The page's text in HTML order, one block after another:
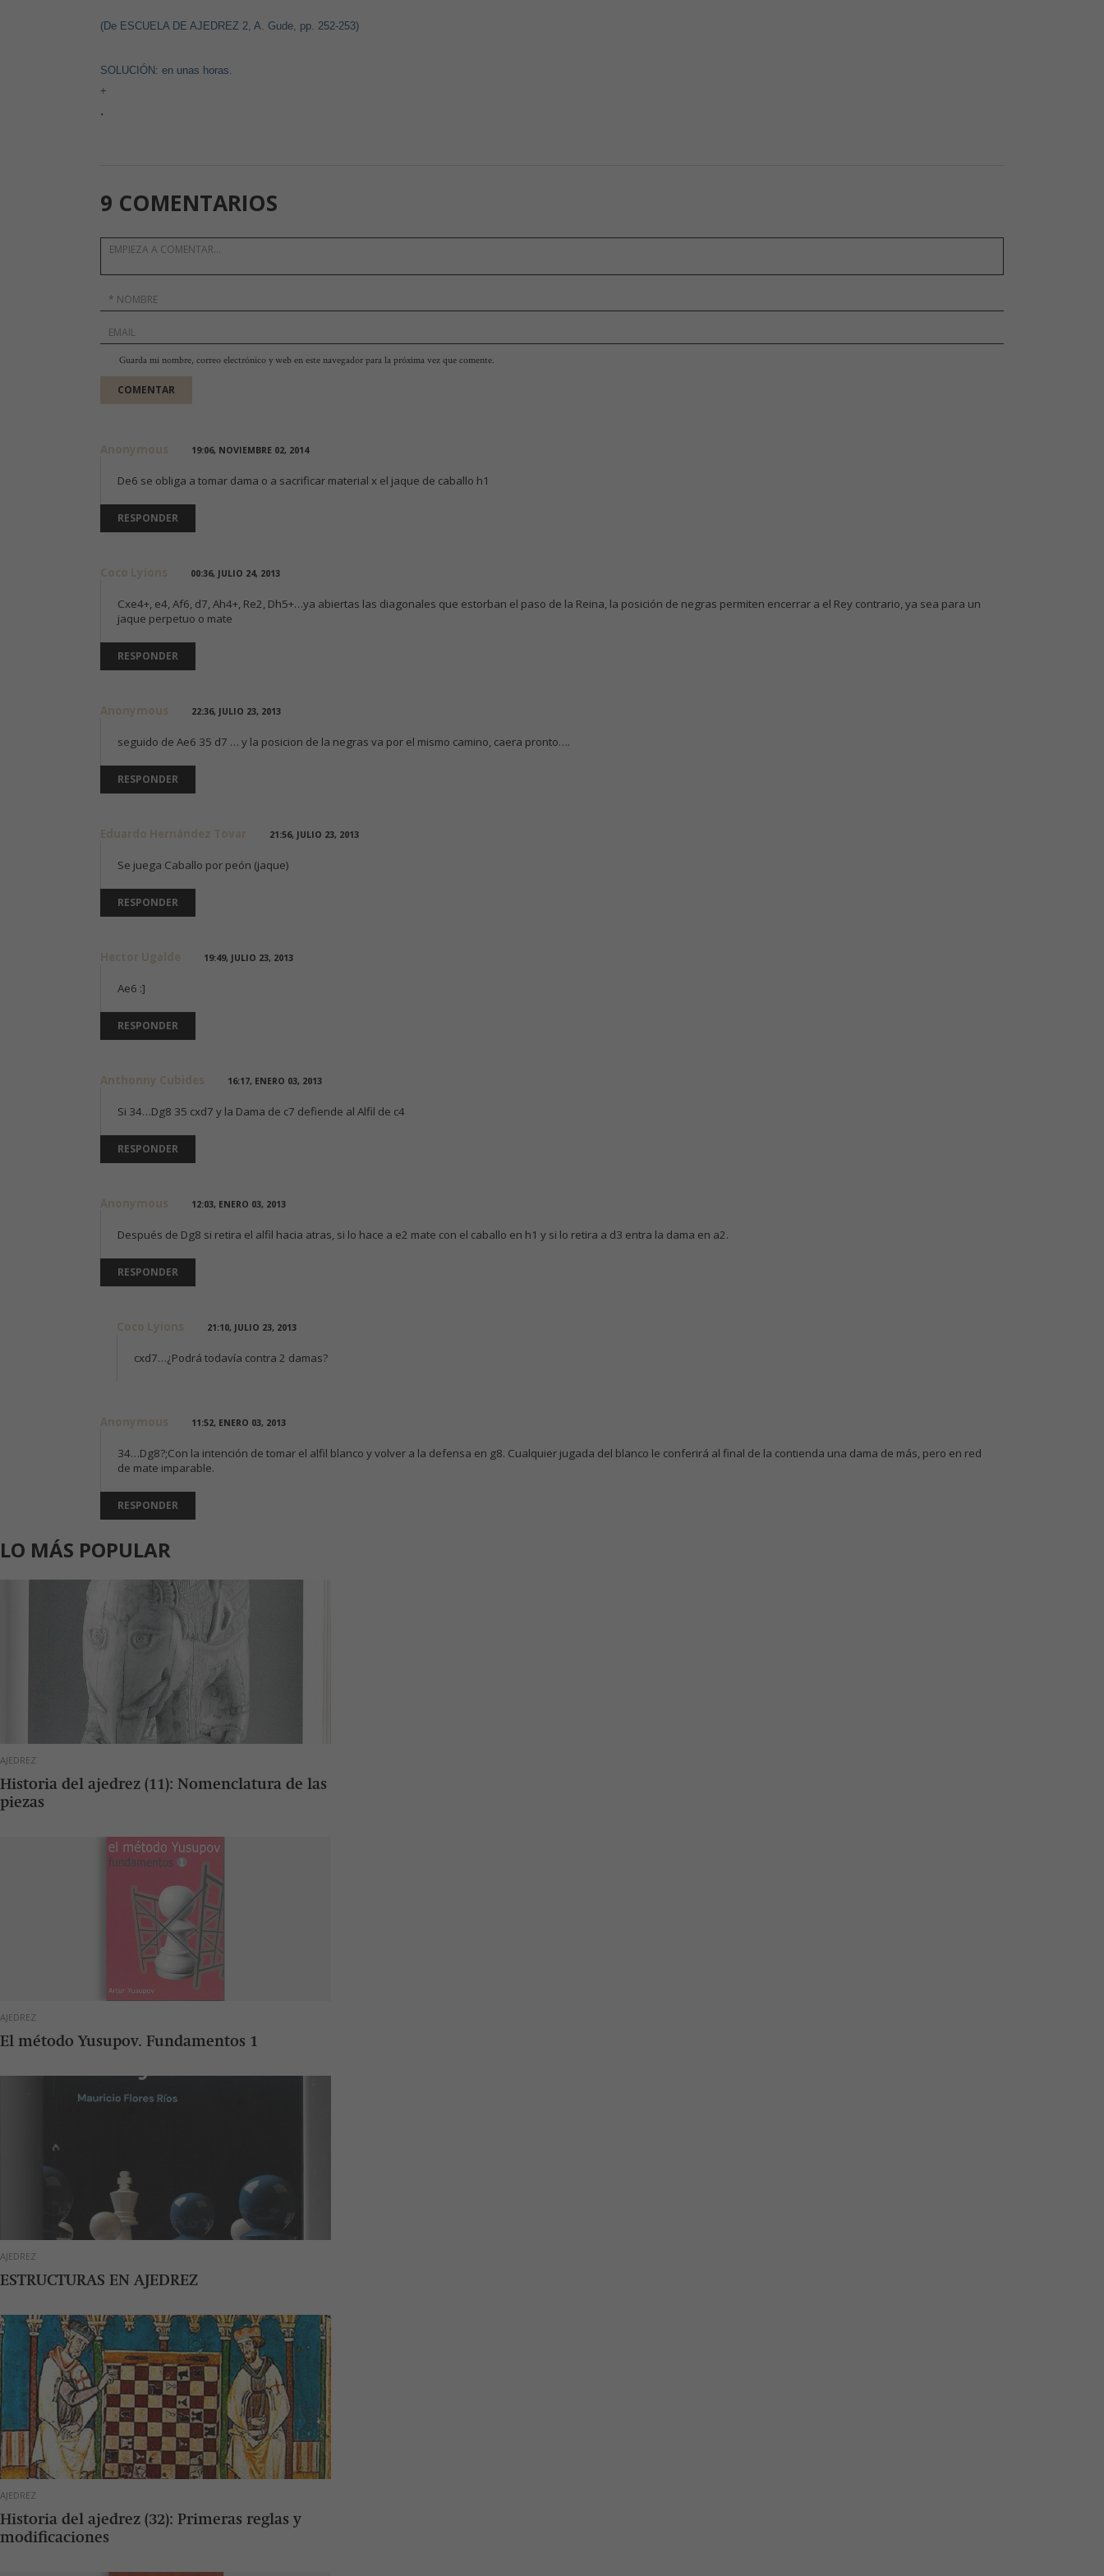
(De ESCUELA DE AJEDREZ 2, A. Gude, pp. 252-253)
SOLUCIÓN: en unas horas.
+
.
9 COMENTARIOS
Guarda mi nombre, correo electrónico y web en este navegador para la próxima vez que comente.
Anonymous 19:06, NOVIEMBRE 02, 2014
De6 se obliga a tomar dama o a sacrificar material x el jaque de caballo h1
RESPONDER
Coco Lyions 00:36, JULIO 24, 2013
Cxe4+, e4, Af6, d7, Ah4+, Re2, Dh5+…ya abiertas las diagonales que estorban el paso de la Reina, la posición de negras permiten encerrar a el Rey contrario, ya sea para un
jaque perpetuo o mate
RESPONDER
Anonymous 22:36, JULIO 23, 2013
seguido de Ae6 35 d7 … y la posicion de la negras va por el mismo camino, caera pronto….
RESPONDER
Eduardo Hernández Tovar 21:56, JULIO 23, 2013
Se juega Caballo por peón (jaque)
RESPONDER
Hector Ugalde 19:49, JULIO 23, 2013
Ae6 :]
RESPONDER
Anthonny Cubides 16:17, ENERO 03, 2013
Si 34…Dg8 35 cxd7 y la Dama de c7 defiende al Alfil de c4
RESPONDER
Anonymous 12:03, ENERO 03, 2013
Después de Dg8 si retira el alfil hacia atras, si lo hace a e2 mate con el caballo en h1 y si lo retira a d3 entra la dama en a2.
RESPONDER
Coco Lyions 21:10, JULIO 23, 2013
cxd7…¿Podrá todavía contra 2 damas?
Anonymous 11:52, ENERO 03, 2013
34…Dg8?;Con la intención de tomar el alfil blanco y volver a la defensa en g8. Cualquier jugada del blanco le conferirá al final de la contienda una dama de más, pero en red
de mate imparable.
RESPONDER
LO MÁS POPULAR
AJEDREZ
Historia del ajedrez (11): Nomenclatura de las
piezas
AJEDREZ
El método Yusupov. Fundamentos 1
AJEDREZ
ESTRUCTURAS EN AJEDREZ
AJEDREZ
Historia del ajedrez (32): Primeras reglas y
modificaciones